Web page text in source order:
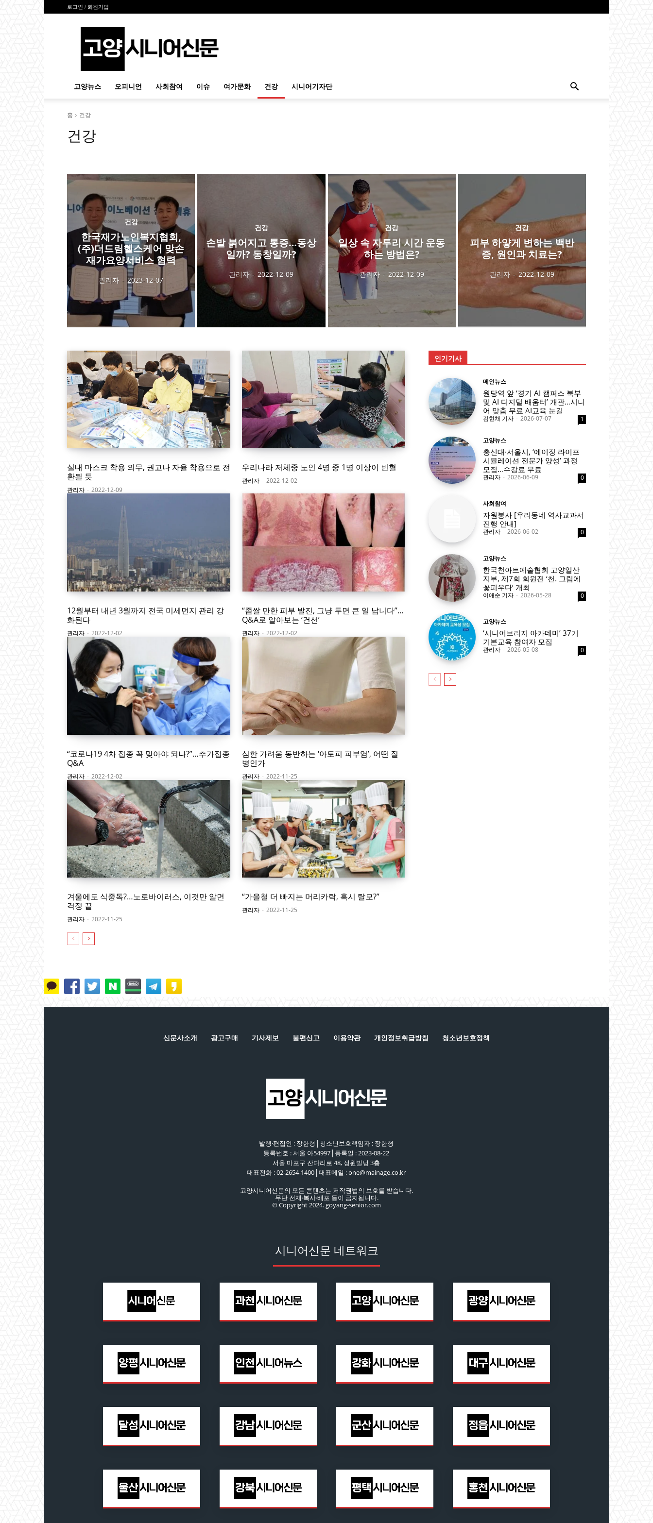
로그인 / 회원가입
시
고양뉴스 오피니언 사회참여 이슈 여가문화 건강 시니어기자단
홈 건강
건강
건강
한국재가노인복지협회,
(주)더드림헬스케어 맞손
재가요양서비스 협력
관리자 - 2023-12-07
건강
손발 붉어지고 통증…동상
일까? 동창일까?
관리자 - 2022-12-09
건강
일상 속 자투리 시간 운동
하는 방법은?
관리자 - 2022-12-09
건강
피부 하얗게 변하는 백반
증, 원인과 치료는?
관리자 - 2022-12-09
실내 마스크 착용 의무, 권고나 자율 착용으로 전
환될 듯
관리자 - 2022-12-09
우리나라 저체중 노인 4명 중 1명 이상이 빈혈
관리자 - 2022-12-02
12월부터 내년 3월까지 전국 미세먼지 관리 강
화된다
관리자 - 2022-12-02
“좁쌀 만한 피부 발진, 그냥 두면 큰 일 납니다”…
Q&A로 알아보는 ‘건선’
관리자 - 2022-12-02
“코로나19 4차 접종 꼭 맞아야 되나?”…추가접종
Q&A
관리자 - 2022-12-02
심한 가려움 동반하는 ‘아토피 피부염’, 어떤 질
병인가
관리자 - 2022-11-25
겨울에도 식중독?…노로바이러스, 이것만 알면
걱정 끝
관리자 - 2022-11-25
“가을철 더 빠지는 머리카락, 혹시 탈모?”
관리자 - 2022-11-25
인기기사
메인뉴스
원당역 앞 ‘경기 AI 캠퍼스 북부
및 AI 디지털 배움터’ 개관…시니
어 맞춤 무료 AI교육 눈길
김현채 기자 - 2026-07-07 1
고양뉴스
총신대·서울시, ‘에이징 라이프
시뮬레이션 전문가 양성’ 과정
모집…수강료 무료
관리자 - 2026-06-09 0
사회참여
자원봉사 [우리동네 역사교과서
진행 안내]
관리자 - 2026-06-02 0
고양뉴스
한국천아트예술협회 고양일산
지부, 제7회 회원전 ‘천. 그림에
꽃피우다’ 개최
이애순 기자 - 2026-05-28 0
고양뉴스
‘시니어브리지 아카데미’ 37기
기본교육 참여자 모집
관리자 - 2026-05-08 0
신문사소개 광고구매 기사제보 불편신고 이용약관 개인정보취급방침 청소년보호정책
발행·편집인 : 장한형│청소년보호책임자 : 장한형
등록번호 : 서울 아54997│등록일 : 2023-08-22
서울 마포구 잔다리로 48, 정원빌딩 3층
대표전화 : 02-2654-1400│대표메일 : one@mainage.co.kr
고양시니어신문의 모든 콘텐츠는 저작권법의 보호를 받습니다.
무단 전재·복사·배포 등이 금지됩니다.
© Copyright 2024. goyang-senior.com
시니어신문 네트워크